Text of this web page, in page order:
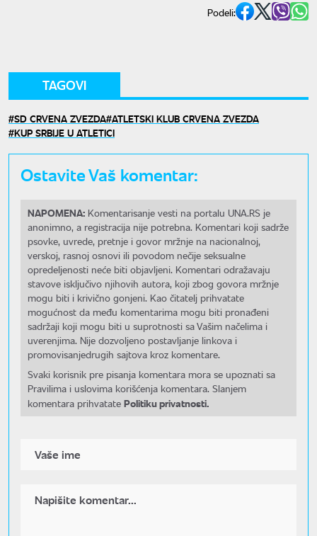
Podeli:
TAGOVI
SD CRVENA ZVEZDA ATLETSKI KLUB CRVENA ZVEZDA
KUP SRBIJE U ATLETICI
Ostavite Vaš komentar:
NAPOMENA: Komentarisanje vesti na portalu UNA.RS je
anonimno, a registracija nije potrebna. Komentari koji sadrže
psovke, uvrede, pretnje i govor mržnje na nacionalnoj,
verskoj, rasnoj osnovi ili povodom nečije seksualne
opredeljenosti neće biti objavljeni. Komentari odražavaju
stavove isključivo njihovih autora, koji zbog govora mržnje
mogu biti i krivično gonjeni. Kao čitatelj prihvatate
mogućnost da među komentarima mogu biti pronađeni
sadržaji koji mogu biti u suprotnosti sa Vašim načelima i
uverenjima. Nije dozvoljeno postavljanje linkova i
promovisanjedrugih sajtova kroz komentare.
Svaki korisnik pre pisanja komentara mora se upoznati sa
Pravilima i uslovima korišćenja komentara. Slanjem
komentara prihvatate Politiku privatnosti.